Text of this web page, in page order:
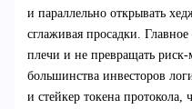
и параллельно открывать
сглаживая просадки.
плечи и не превращать
большинства инвесторов
и стейкер токена протокола,